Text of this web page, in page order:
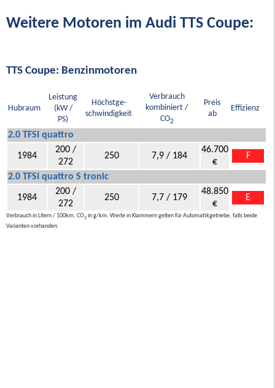
Weitere Motoren im Audi TTS Coupe:
TTS Coupe: Benzinmotoren
Hubraum
Leistung
(kW /
PS)
Höchstge-
schwindigkeit
Verbrauch
kombiniert /
CO2
Preis
ab
Effizienz
2.0 TFSI quattro
1984
200 /
272
250 7,9 / 184
46.700
€
F
2.0 TFSI quattro S tronic
1984
200 /
272
250 7,7 / 179
48.850
€
E
Verbrauch in Litern / 100km, CO2 in g/km. Werte in Klammern gelten für Automatikgetriebe, falls beide
Varianten vorhanden.